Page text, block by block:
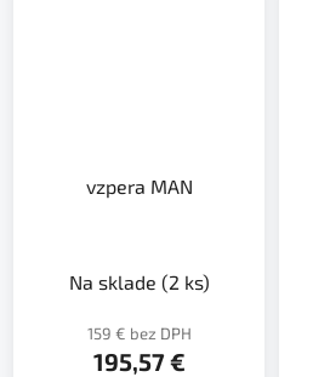
vzpera MAN
Na sklade (2 ks)
159 € bez DPH
195,57 €